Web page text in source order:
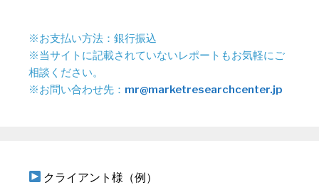
※お支払い方法：銀行振込
※当サイトに記載されていないレポートもお気軽にご
相談ください。
※お問い合わせ先： mr@marketresearchcenter.jp
クライアント様（例）